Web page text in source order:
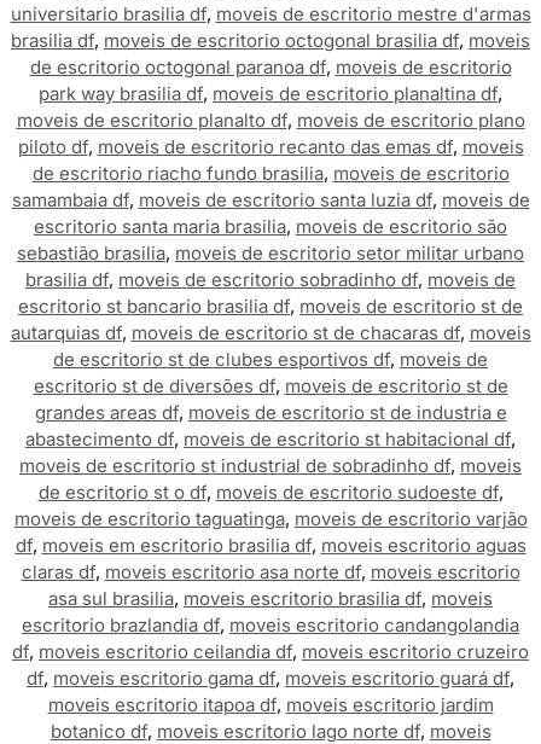
universitario brasilia df, moveis de escritorio mestre d'armas
brasilia df, moveis de escritorio octogonal brasilia df, moveis
de escritorio octogonal paranoa df, moveis de escritorio
park way brasilia df, moveis de escritorio planaltina df,
moveis de escritorio planalto df, moveis de escritorio plano
piloto df, moveis de escritorio recanto das emas df, moveis
de escritorio riacho fundo brasilia, moveis de escritorio
samambaia df, moveis de escritorio santa luzia df, moveis de
escritorio santa maria brasilia, moveis de escritorio são
sebastião brasilia, moveis de escritorio setor militar urbano
brasilia df, moveis de escritorio sobradinho df, moveis de
escritorio st bancario brasilia df, moveis de escritorio st de
autarquias df, moveis de escritorio st de chacaras df, moveis
de escritorio st de clubes esportivos df, moveis de
escritorio st de diversões df, moveis de escritorio st de
grandes areas df, moveis de escritorio st de industria e
abastecimento df, moveis de escritorio st habitacional df,
moveis de escritorio st industrial de sobradinho df, moveis
de escritorio st o df, moveis de escritorio sudoeste df,
moveis de escritorio taguatinga, moveis de escritorio varjão
df, moveis em escritorio brasilia df, moveis escritorio aguas
claras df, moveis escritorio asa norte df, moveis escritorio
asa sul brasilia, moveis escritorio brasilia df, moveis
escritorio brazlandia df, moveis escritorio candangolandia
df, moveis escritorio ceilandia df, moveis escritorio cruzeiro
df, moveis escritorio gama df, moveis escritorio guará df,
moveis escritorio itapoa df, moveis escritorio jardim
botanico df, moveis escritorio lago norte df, moveis